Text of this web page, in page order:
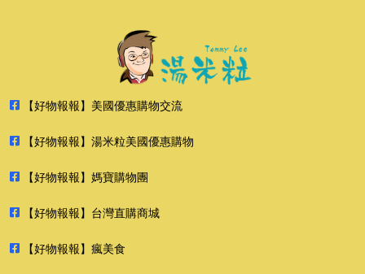
【好物報報】美國優惠購物交流
【好物報報】湯米粒美國優惠購物
【好物報報】媽寶購物團
【好物報報】台灣直購商城
【好物報報】瘋美食